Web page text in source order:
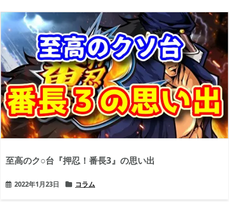
至高のク○台『押忍！番長3』の思い出
2022年1月23日 コラム